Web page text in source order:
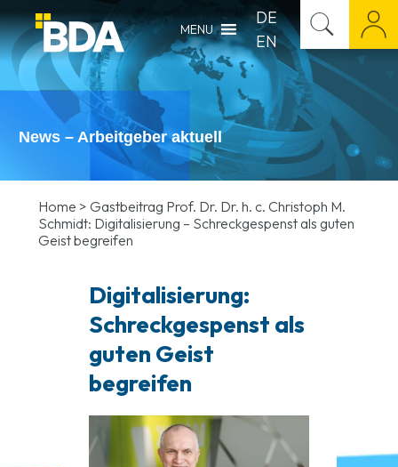
MENU
DE
EN
News – Arbeitgeber aktuell
Home > Gastbeitrag Prof. Dr. Dr. h. c. Christoph M.
Schmidt: Digitalisierung – Schreckgespenst als guten
Geist begreifen
Digitalisierung:
Schreckgespenst als
guten Geist
begreifen